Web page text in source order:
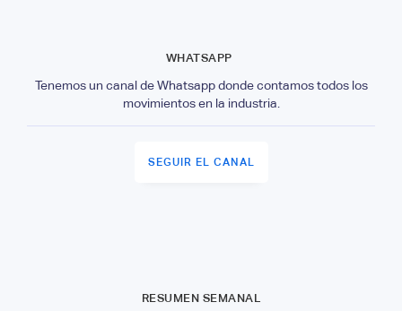
WHATSAPP
Tenemos un canal de Whatsapp donde contamos todos los
movimientos en la industria.
SEGUIR EL CANAL
RESUMEN SEMANAL